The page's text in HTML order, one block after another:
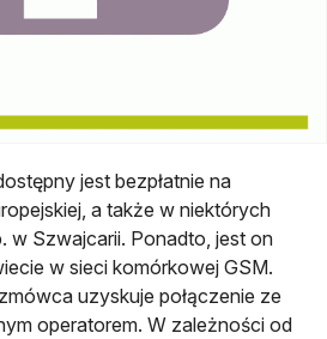
jest bezpłatnie na
a także w niektórych
w Szwajcarii. Ponadto, jest on
w sieci komórkowej GSM.
uzyskuje połączenie ze
operatorem. W zależności od